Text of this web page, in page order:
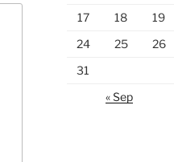
17
18 19
24
25 26
31
« Sep